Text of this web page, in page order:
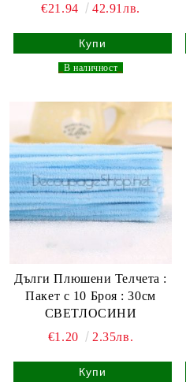
€21.94
42.91лв.
В наличност
Дълги Плюшени Телчета :
Пакет с 10 Броя : 30см
СВЕТЛОСИНИ
€1.20
2.35лв.